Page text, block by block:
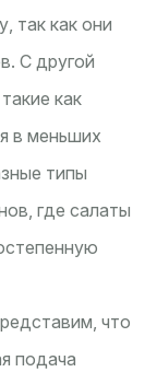
так как они
С другой
как
в меньших
типы
где салаты
что
подача